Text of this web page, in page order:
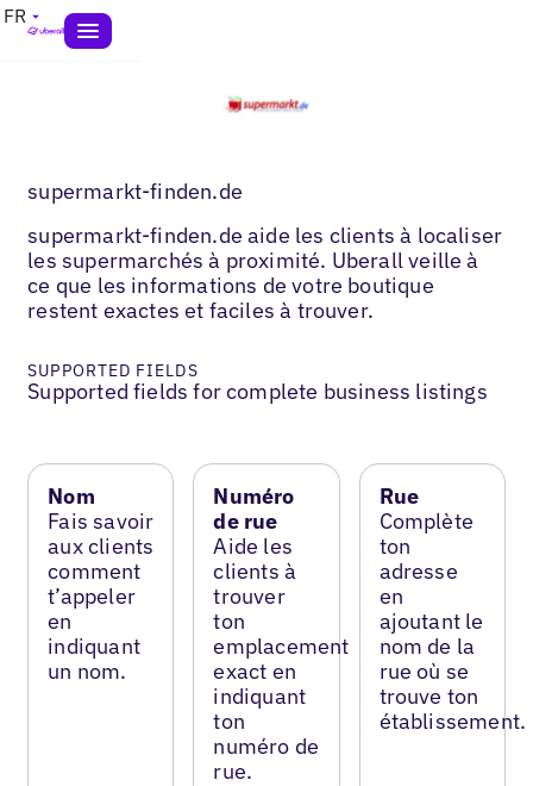
FR
supermarkt-finden.de
supermarkt-finden.de aide les clients à localiser
les supermarchés à proximité. Uberall veille à
ce que les informations de votre boutique
restent exactes et faciles à trouver.
SUPPORTED FIELDS
Supported fields for complete business listings
Nom
Fais savoir
aux clients
comment
t’appeler
en
indiquant
un nom.
Numéro
de rue
Aide les
clients à
trouver
ton
emplacement
exact en
indiquant
ton
numéro de
rue.
Rue
Complète
ton
adresse
en
ajoutant le
nom de la
rue où se
trouve ton
établissement.